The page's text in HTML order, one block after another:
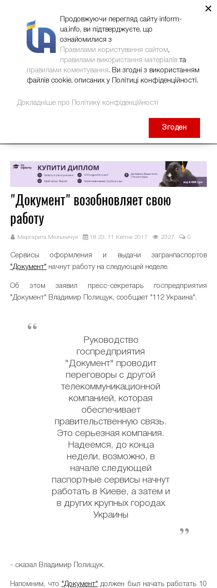
"Документ" возобновляет свою
работу
Маргарита Мельничук 18:23, 11 Квітня 2017 2327 0
Сервисы оформления и выдачи загранпаспортов
"Документ" начнут работу на следующей неделе.
Об этом заявил пресс-секретарь госпредприятия
"Документ" Владимир Полищук, сообщает "112 Украина".
Руководство
госпредприятия
"Документ" проводит
переговоры с другой
телекоммуникационной
компанией, которая
обеспечивает
правительственную связь.
Это серьезная компания.
Надеемся, до конца
недели, возможно, в
начале следующей
паспортные сервисы начнут
работать в Киеве, а затем и
в других крупных городах
Украины
- сказал Владимир Полищук.
Напомним, что "Документ" должен был начать работать 10
×
Продовжуючи перегляд сайту inform-
ua.info, ви підтверджуєте, що
ознайомилися з
Правилами користування сайтом,
правилами використання матеріалів та
правилами коментування. Ви згодні з використанням
файлів cookie, описаних у Політиці конфіденційності.
Докладніше про Політику конфіденційності
Згоден